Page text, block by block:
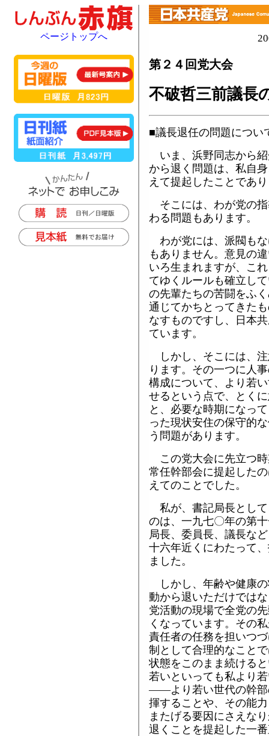
第２４回党大会
不破哲三前議長
■議長退任の問題につい
いま、浜野同志から
から退く問題は、私自
えて提起したことであ
そこには、わが党の
わる問題もあります。
わが党には、派閥も
もありません。意見の
いろ生まれますが、こ
てゆくルールも確立し
の先輩たちの苦闘をふ
通じてかちとってきた
なすものですし、日本
ています。
しかし、そこには、
ります。その一つに人
構成について、より若
せるという点で、とく
と、必要な時期になっ
った現状安住の保守的
う問題があります。
この党大会に先立つ
常任幹部会に提起した
えてのことでした。
私が、書記局長とし
のは、一九七〇年の第
局長、委員長、議長な
十六年近くにわたって
ました。
しかし、年齢や健康
動から退いただけでは
党活動の現場で全党の
くなっています。その
責任者の任務を担いつ
制として合理的なこと
状態をこのまま続ける
若いといっても私より
――より若い世代の幹部
揮することや、その能
またげる要因にさえな
退くことを提起した一
ページトップへ